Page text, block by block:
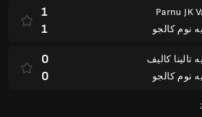
Parnu JK
نوم كالجو
1
1
تالينا كاليف
نوم كالجو
0
0